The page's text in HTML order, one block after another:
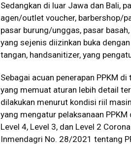
Sedangkan di luar Jawa dan Bali,
agen/outlet voucher, barbershop/
pasar burung/unggas, pasar
yang sejenis diizinkan buka
tangan, handsanitizer, yang
Sebagai acuan penerapan PPKM
yang memuat aturan lebih detail
dilakukan menurut kondisi riil
yang mengatur pelaksanaan
Level 4, Level 3, dan Level 2
Inmendagri No. 28/2021 tentang